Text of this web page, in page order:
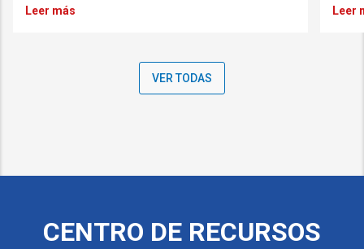
Leer más Leer
VER TODAS
CENTRO DE RECURSOS